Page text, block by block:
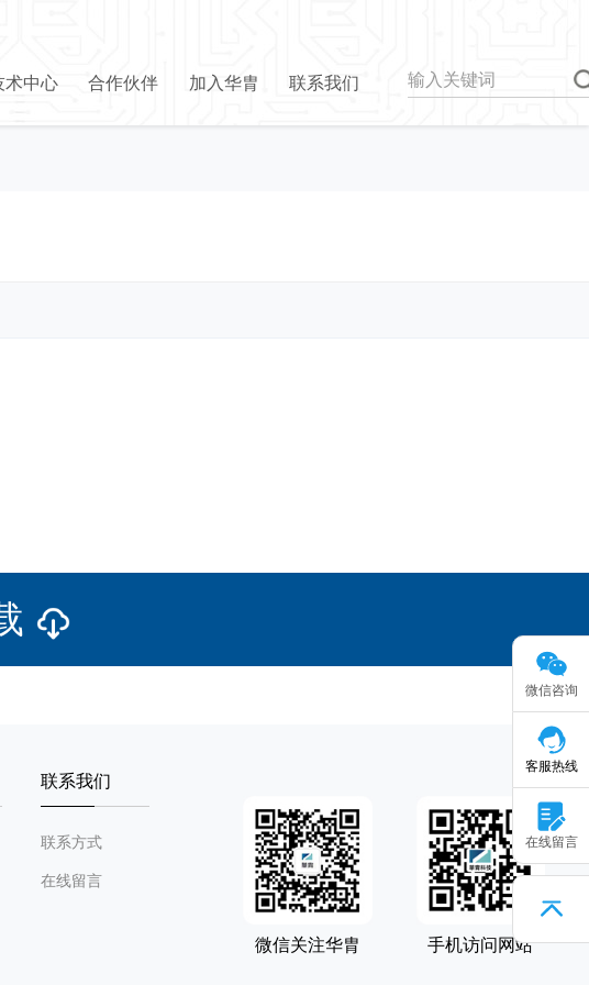
术中心 合作伙伴 加入华胄 联系我们
联系我们
联系方式
在线留言
微信关注华胄 手机访问网站
微信咨询
客服热线
在线留言